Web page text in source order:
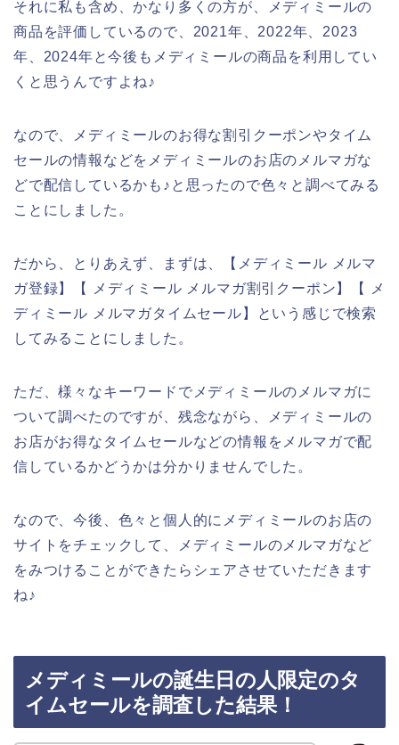
それに私も含め、かなり多くの方が、メディミールの
商品を評価しているので、2021年、2022年、2023
年、2024年と今後もメディミールの商品を利用してい
くと思うんですよね♪
なので、メディミールのお得な割引クーポンやタイム
セールの情報などをメディミールのお店のメルマガな
どで配信しているかも♪と思ったので色々と調べてみる
ことにしました。
だから、とりあえず、まずは、【メディミール メルマ
ガ登録】【 メディミール メルマガ割引クーポン】【 メ
ディミール メルマガタイムセール】という感じで検索
してみることにしました。
ただ、様々なキーワードでメディミールのメルマガに
ついて調べたのですが、残念ながら、メディミールの
お店がお得なタイムセールなどの情報をメルマガで配
信しているかどうかは分かりませんでした。
なので、今後、色々と個人的にメディミールのお店の
サイトをチェックして、メディミールのメルマガなど
をみつけることができたらシェアさせていただきます
ね♪
メディミールの誕生日の人限定のタ
イムセールを調査した結果！